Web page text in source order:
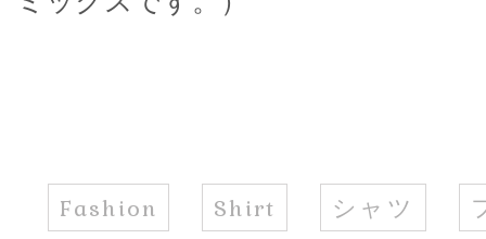
Fashion Shirt シャツ